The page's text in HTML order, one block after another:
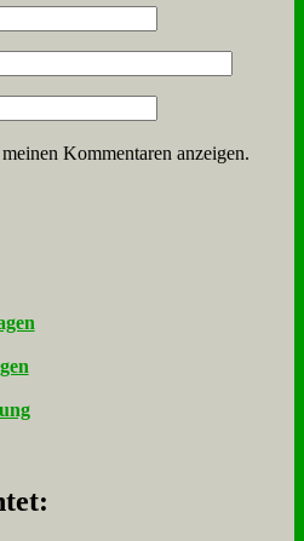
Kommentaren anzeigen.